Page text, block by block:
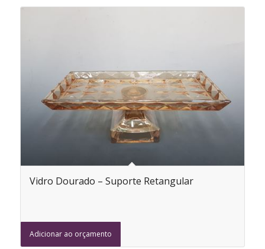
Vidro Dourado – Suporte Retangular
Adicionar ao orçamento